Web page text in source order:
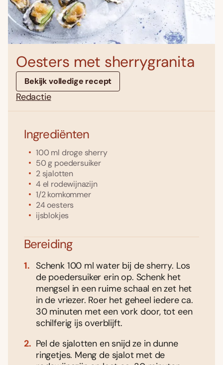
Oesters met sherrygranita
Bekijk volledige recept
Redactie
Ingrediënten
100 ml droge sherry
50g poedersuiker
2 sjalotten
4 el rodewijnazijn
1/2komkommer
24oesters
ijsblokjes
Bereiding
Schenk 100 ml water bij de sherry. Los
de poedersuiker erin op. Schenk het
mengsel in een ruime schaal en zet het
in de vriezer. Roer het geheel iedere ca.
30 minuten met een vork door, tot een
schilferig ijs overblijft.
Pel de sjalotten en snijd ze in dunne
ringetjes. Meng de sjalot met de